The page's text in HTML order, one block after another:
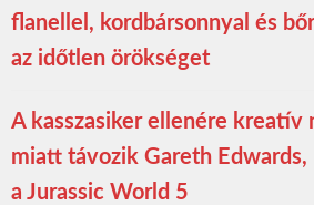
flanellel, kordbársonnyal és
az időtlen örökséget
A kasszasiker ellenére kreatív
miatt távozik Gareth Edwards,
a Jurassic World 5